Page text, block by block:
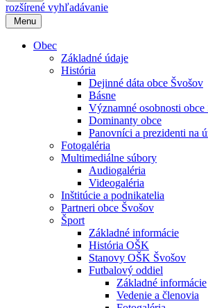
rozšírené vyhľadávanie
Menu
Obec
Základné údaje
História
Dejinné dáta obce Švošov
Básne
Významné osobnosti obce
Dominanty obce
Panovníci a prezidenti na
Fotogaléria
Multimediálne súbory
Audiogaléria
Videogaléria
Inštitúcie a podnikatelia
Partneri obce Švošov
Šport
Základné informácie
História OŠK
Stanovy OŠK Švošov
Futbalový oddiel
Základné informácie
Vedenie a členovia